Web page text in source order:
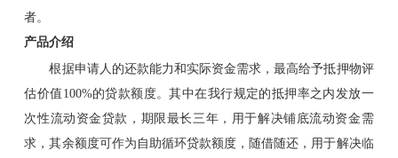
者。
产品介绍
根据申请人的还款能力和实际资金需求，最高给予抵押物评
估价值100%的贷款额度。其中在我行规定的抵押率之内发放一
次性流动资金贷款，期限最长三年，用于解决铺底流动资金需
求，其余额度可作为自助循环贷款额度，随借随还，用于解决临